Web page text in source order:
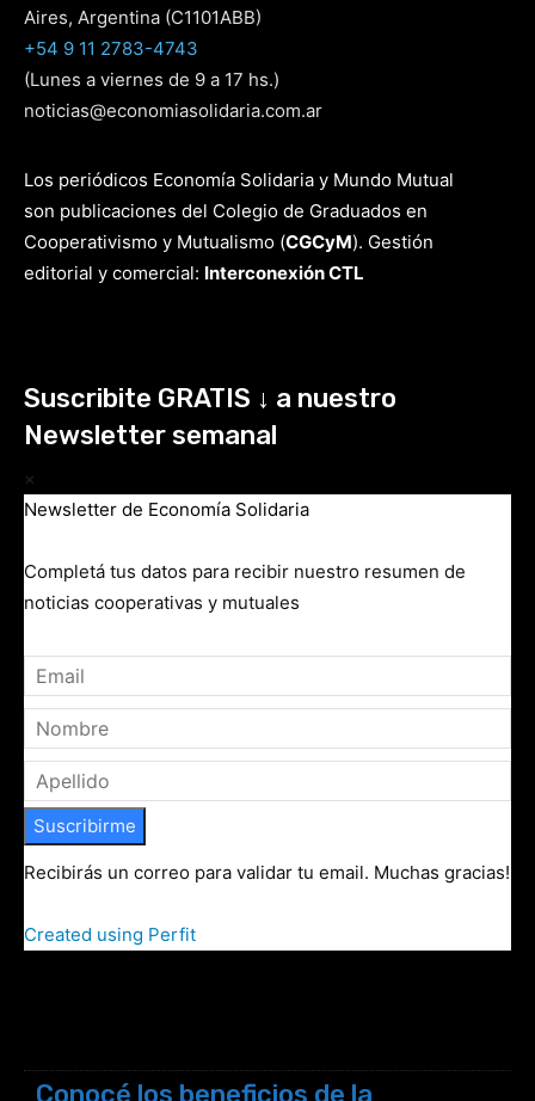
Aires, Argentina (C1101ABB)
+54 9 11 2783-4743
(Lunes a viernes de 9 a 17 hs.)
noticias@economiasolidaria.com.ar
Los periódicos Economía Solidaria y Mundo Mutual
son publicaciones del Colegio de Graduados en
Cooperativismo y Mutualismo (CGCyM). Gestión
editorial y comercial: Interconexión CTL
Suscribite GRATIS ↓ a nuestro
Newsletter semanal
×
Newsletter de Economía Solidaria
Completá tus datos para recibir nuestro resumen de
noticias cooperativas y mutuales
Suscribirme
Recibirás un correo para validar tu email. Muchas gracias!
Created using Perfit